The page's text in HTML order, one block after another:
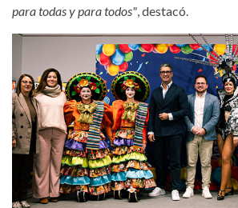
para todas y para todos" , destacó.
carnaval-cultural-la-
presentacion.jpg